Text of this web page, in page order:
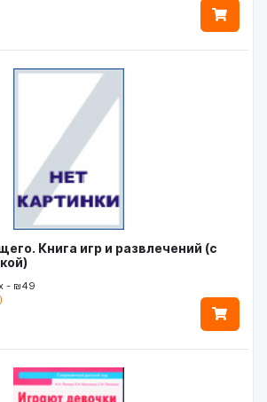
Книга игр и развлечений (с
- ₪49